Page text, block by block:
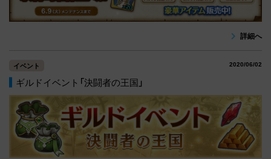
詳細へ
イベント 2020/06/02
ギルドイベント「決闘者の王国」